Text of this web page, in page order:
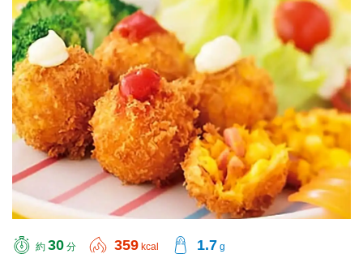
約 30 分 359 kcal 1.7 g